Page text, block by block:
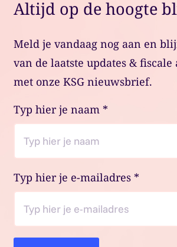
Altijd op de hoogte
Meld je vandaag nog aan en
van de laatste updates &
met onze KSG nieuwsbrief.
Typ hier je naam *
Typ hier je e-mailadres *